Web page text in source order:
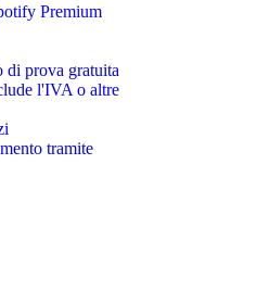
Premium
di prova gratuita
l'IVA o altre
tramite